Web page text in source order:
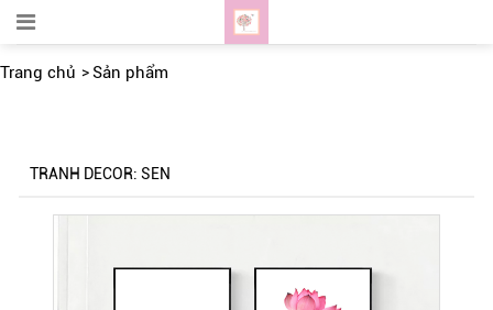
Trang chủ Sản phẩm
TRANH DECOR: SEN